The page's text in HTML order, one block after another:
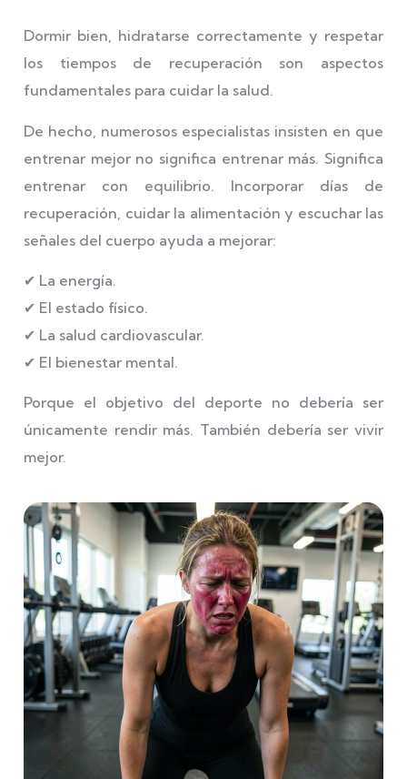
Dormir bien, hidratarse correctamente y respetar
los tiempos de recuperación son aspectos
fundamentales para cuidar la salud.
De hecho, numerosos especialistas insisten en que
entrenar mejor no significa entrenar más. Significa
entrenar con equilibrio. Incorporar días de
recuperación, cuidar la alimentación y escuchar las
señales del cuerpo ayuda a mejorar:
✔ La energía.
✔ El estado físico.
✔ La salud cardiovascular.
✔ El bienestar mental.
Porque el objetivo del deporte no debería ser
únicamente rendir más. También debería ser vivir
mejor.